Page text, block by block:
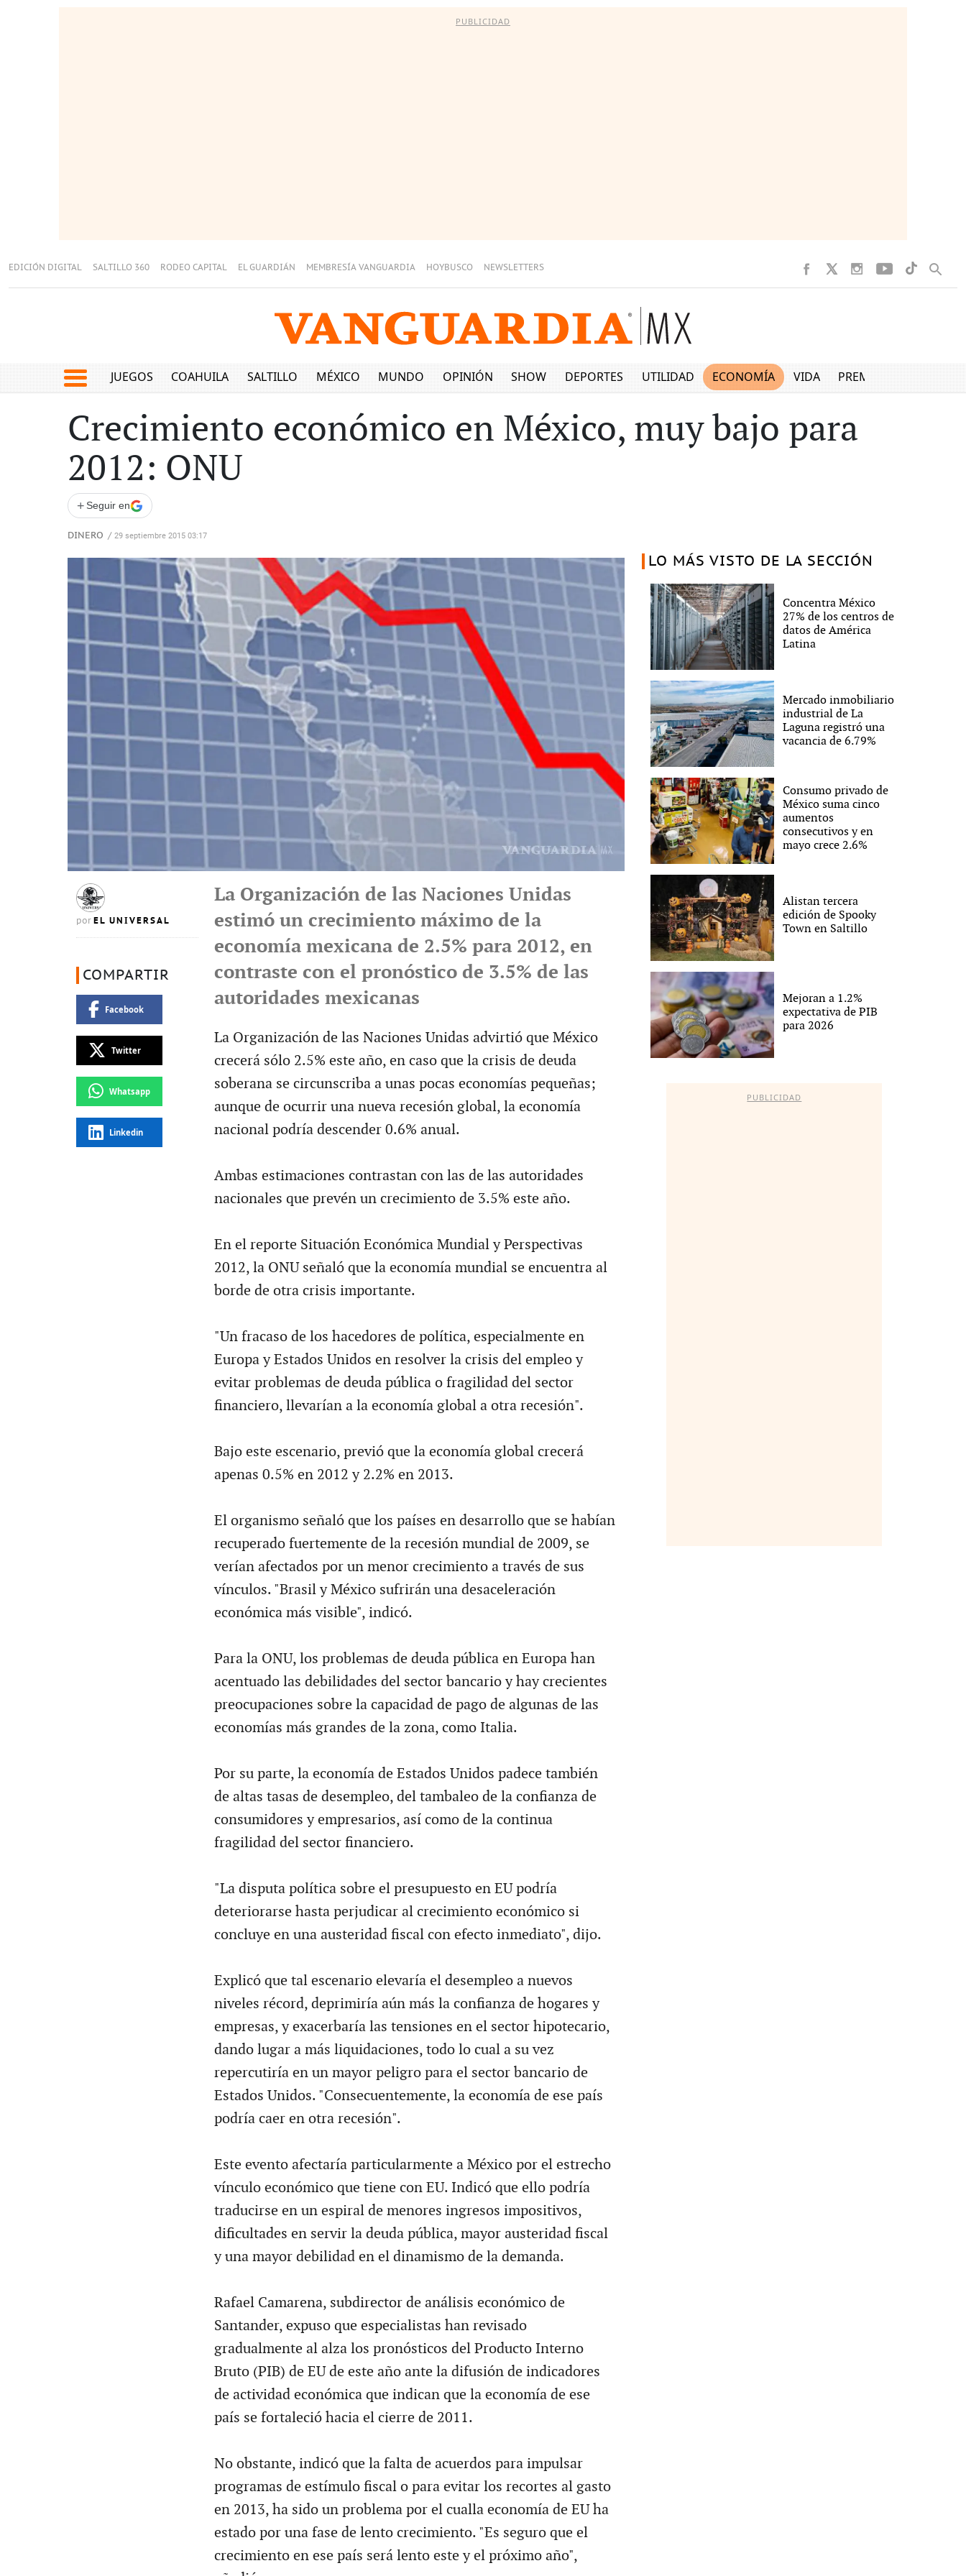
PUBLICIDAD
EDICIÓN DIGITAL SALTILLO 360 RODEO CAPITAL EL GUARDIÁN MEMBRESÍA VANGUARDIA HOYBUSCO NEWSLETTERS
JUEGOS COAHUILA SALTILLO MÉXICO MUNDO OPINIÓN SHOW DEPORTES UTILIDAD ECONOMÍA VIDA PREMIUM
Crecimiento económico en México, muy bajo para
2012: ONU
+ Seguir en
DINERO / 29 septiembre 2015 03:17
por EL UNIVERSAL
COMPARTIR
Facebook
Twitter
Whatsapp
Linkedin
La Organización de las Naciones Unidas
estimó un crecimiento máximo de la
economía mexicana de 2.5% para 2012, en
contraste con el pronóstico de 3.5% de las
autoridades mexicanas
La Organización de las Naciones Unidas advirtió que México
crecerá sólo 2.5% este año, en caso que la crisis de deuda
soberana se circunscriba a unas pocas economías pequeñas;
aunque de ocurrir una nueva recesión global, la economía
nacional podría descender 0.6% anual.
Ambas estimaciones contrastan con las de las autoridades
nacionales que prevén un crecimiento de 3.5% este año.
En el reporte Situación Económica Mundial y Perspectivas
2012, la ONU señaló que la economía mundial se encuentra al
borde de otra crisis importante.
"Un fracaso de los hacedores de política, especialmente en
Europa y Estados Unidos en resolver la crisis del empleo y
evitar problemas de deuda pública o fragilidad del sector
financiero, llevarían a la economía global a otra recesión".
Bajo este escenario, previó que la economía global crecerá
apenas 0.5% en 2012 y 2.2% en 2013.
El organismo señaló que los países en desarrollo que se habían
recuperado fuertemente de la recesión mundial de 2009, se
verían afectados por un menor crecimiento a través de sus
vínculos. "Brasil y México sufrirán una desaceleración
económica más visible", indicó.
Para la ONU, los problemas de deuda pública en Europa han
acentuado las debilidades del sector bancario y hay crecientes
preocupaciones sobre la capacidad de pago de algunas de las
economías más grandes de la zona, como Italia.
Por su parte, la economía de Estados Unidos padece también
de altas tasas de desempleo, del tambaleo de la confianza de
consumidores y empresarios, así como de la continua
fragilidad del sector financiero.
"La disputa política sobre el presupuesto en EU podría
deteriorarse hasta perjudicar al crecimiento económico si
concluye en una austeridad fiscal con efecto inmediato", dijo.
Explicó que tal escenario elevaría el desempleo a nuevos
niveles récord, deprimiría aún más la confianza de hogares y
empresas, y exacerbaría las tensiones en el sector hipotecario,
dando lugar a más liquidaciones, todo lo cual a su vez
repercutiría en un mayor peligro para el sector bancario de
Estados Unidos. "Consecuentemente, la economía de ese país
podría caer en otra recesión".
Este evento afectaría particularmente a México por el estrecho
vínculo económico que tiene con EU. Indicó que ello podría
traducirse en un espiral de menores ingresos impositivos,
dificultades en servir la deuda pública, mayor austeridad fiscal
y una mayor debilidad en el dinamismo de la demanda.
Rafael Camarena, subdirector de análisis económico de
Santander, expuso que especialistas han revisado
gradualmente al alza los pronósticos del Producto Interno
Bruto (PIB) de EU de este año ante la difusión de indicadores
de actividad económica que indican que la economía de ese
país se fortaleció hacia el cierre de 2011.
No obstante, indicó que la falta de acuerdos para impulsar
programas de estímulo fiscal o para evitar los recortes al gasto
en 2013, ha sido un problema por el cualla economía de EU ha
estado por una fase de lento crecimiento. "Es seguro que el
crecimiento en ese país será lento este y el próximo año",
LO MÁS VISTO DE LA SECCIÓN
Concentra México
27% de los centros de
datos de América
Latina
Mercado inmobiliario
industrial de La
Laguna registró una
vacancia de 6.79%
Consumo privado de
México suma cinco
aumentos
consecutivos y en
mayo crece 2.6%
Alistan tercera
edición de Spooky
Town en Saltillo
Mejoran a 1.2%
expectativa de PIB
para 2026
PUBLICIDAD